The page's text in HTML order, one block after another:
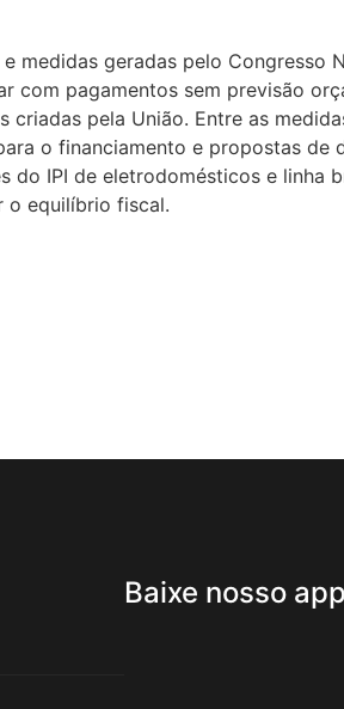
medidas geradas pelo Congresso
com pagamentos sem previsão
pela União. Entre as
o financiamento e propostas de
do IPI de eletrodomésticos e linha
o equilíbrio fiscal.
Baixe nosso app